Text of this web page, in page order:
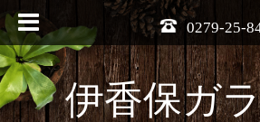
0279-25-
伊香保ガ